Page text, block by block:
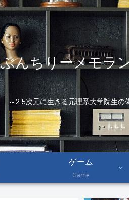
ぶんちりーメモラ
～2.5次元に生きる元理系大学院生の
ゲーム
Game